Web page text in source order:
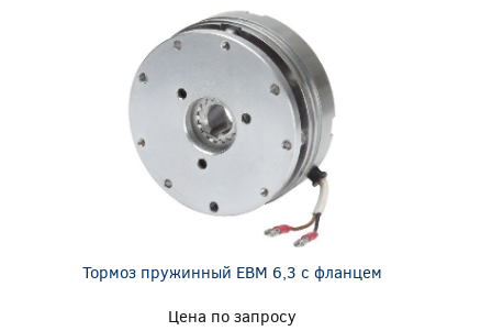
Тормоз пружинный EBM 6,3 с фланцем
Цена по запросу